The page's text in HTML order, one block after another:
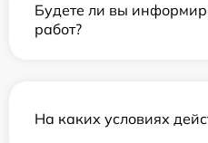
Будете ли вы
работ?
На каких условиях